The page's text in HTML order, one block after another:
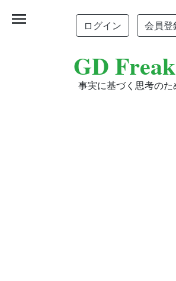
ログイン 会員登
GD Freak
事実に基づく思考のた
menu